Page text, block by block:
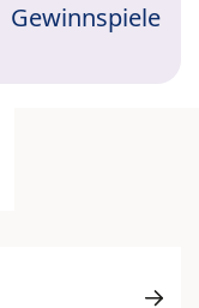
Gewinnspiele